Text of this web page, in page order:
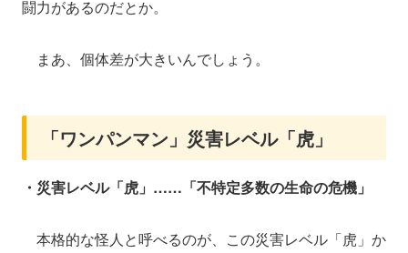
闘力があるのだとか。
まあ、個体差が大きいんでしょう。
「ワンパンマン」災害レベル「虎」
・災害レベル「虎」……「不特定多数の生命の危機」
本格的な怪人と呼べるのが、この災害レベル「虎」か